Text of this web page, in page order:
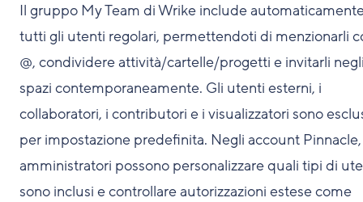
Il gruppo My Team di Wrike include
tutti gli utenti regolari, permettendoti di menzionarli
@, condividere attività/cartelle/progetti e invitarli
spazi contemporaneamente. Gli utenti esterni, i
collaboratori, i contributori e i visualizzatori sono
per impostazione predefinita. Negli account
amministratori possono personalizzare quali tipi di
sono inclusi e controllare autorizzazioni estese come